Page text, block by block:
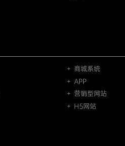
＋ 商城系统
＋ APP
＋ 营销型网站
＋ H5网站